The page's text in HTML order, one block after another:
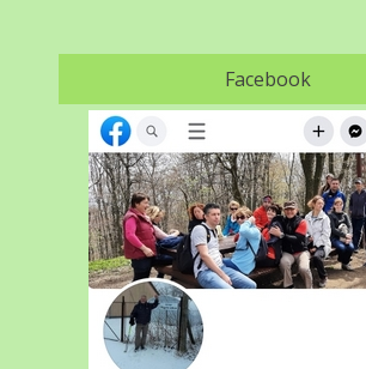
Facebook